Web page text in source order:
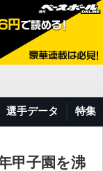
選手データ 特集
甲子園を沸